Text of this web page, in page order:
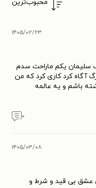
محبوب‌ترین
۱۴۰۵/۰۲/۲۳
سلیمان یکم ماراحت سدم
آگاه کرد کاری کرد که من
باشم و یه عالمه
۰
۱۴۰۵/۰۳/۰۸
عشق بی قید و شرط و